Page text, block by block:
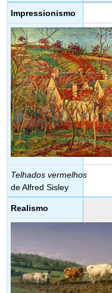
Impressionismo
Telhados vermelhos
de Alfred Sisley
Realismo